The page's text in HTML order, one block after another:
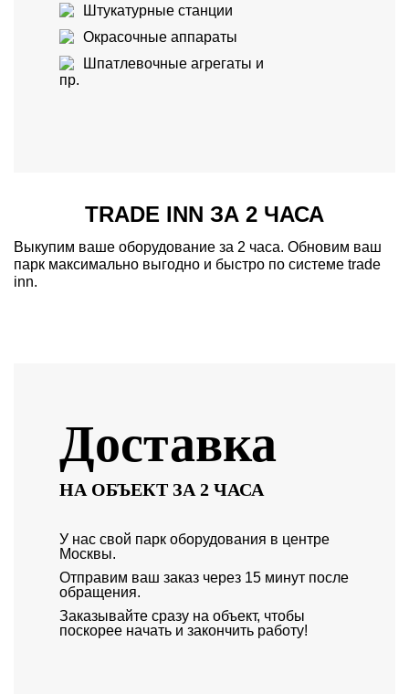
Штукатурные станции
Окрасочные аппараты
Шпатлевочные агрегаты и
пр.
TRADE INN ЗА 2 ЧАСА
Выкупим ваше оборудование за 2 часа. Обновим ваш
парк максимально выгодно и быстро по системе trade
inn.
Доставка
НА ОБЪЕКТ ЗА 2 ЧАСА
У нас свой парк оборудования в центре
Москвы.
Отправим ваш заказ через 15 минут после
обращения.
Заказывайте сразу на объект, чтобы
поскорее начать и закончить работу!